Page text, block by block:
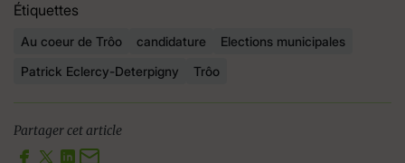
Étiquettes
Au coeur de Trôo candidature
Elections municipales
Patrick Eclercy-Deterpigny
Trôo
Partager cet article